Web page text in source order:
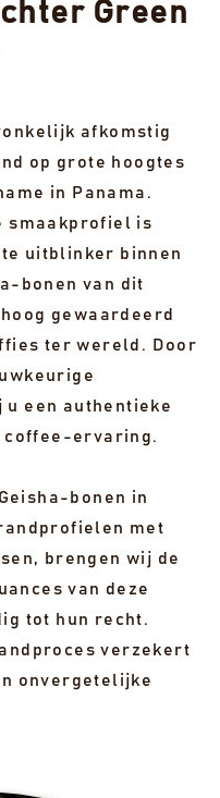
tonen van licht
WEERGEVEN
Green
afkomstig
op grote hoogtes
in Panama.
smaakprofiel is
uitblinker binnen
bonen van dit
gewaardeerd
ter wereld. Door
een authentieke
coffee-ervaring.
bonen in
met
brengen wij de
van deze
tot hun recht.
verzekert
onvergetelijke